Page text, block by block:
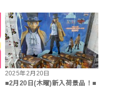
2025年2月20日
■2月20日(木曜)新入荷景品！■